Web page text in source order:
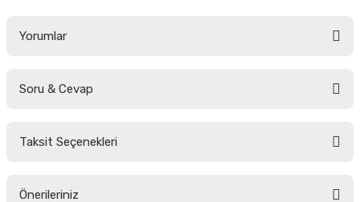
Yorumlar
Soru & Cevap
Taksit Seçenekleri
Önerileriniz